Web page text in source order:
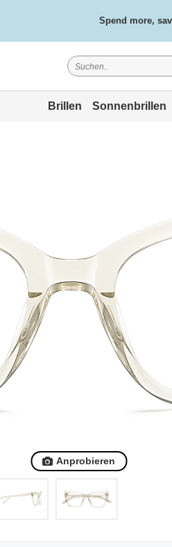
Spend more,
Free
Brillen Sonnenbrillen
Anprobieren